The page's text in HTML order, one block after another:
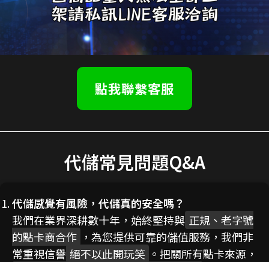
點我聯繫客服
代儲常見問題Q&A
代儲感覺有風險，代儲真的安全嗎？
我們在業界深耕數十年，始終堅持與 正規、老字號
的點卡商合作 ，為您提供可靠的儲值服務，我們非
常重視信譽 絕不以此開玩笑 。把關所有點卡來源，